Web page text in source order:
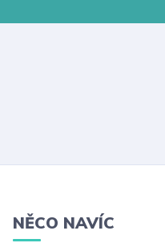
NĚCO NAVÍC